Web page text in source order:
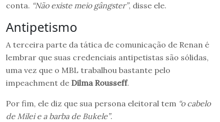
conta. “Não existe meio gângster”, disse ele.
Antipetismo
A terceira parte da tática de comunicação de Renan é
lembrar que suas credenciais antipetistas são sólidas,
uma vez que o MBL trabalhou bastante pelo
impeachment de Dilma Rousseff.
Por fim, ele diz que sua persona eleitoral tem “o cabelo
de Milei e a barba de Bukele”.